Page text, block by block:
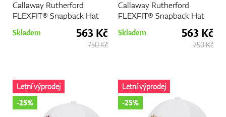
Callaway Rutherford
FLEXFIT® Snapback Hat
Skladem 563 Kč
750 Kč
Callaway Rutherford
FLEXFIT® Snapback Hat
Skladem 563 Kč
750 Kč
Letní výprodej
-25%
Letní výprodej
-25%